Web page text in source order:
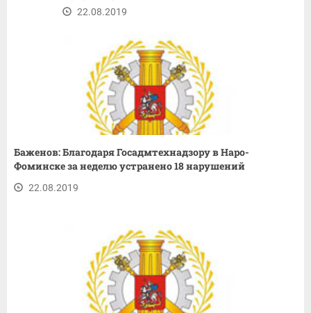
22.08.2019
Баженов: Благодаря Госадмтехнадзору в Наро-
Фоминске за неделю устранено 18 нарушений
22.08.2019